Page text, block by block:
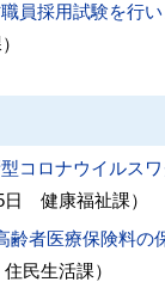
員採用試験を行
）
コロナウイルス
日 健康福祉課）
齢者医療保険料の
住民生活課）